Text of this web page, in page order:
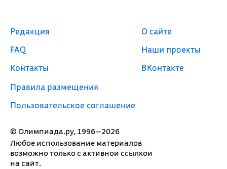
© Олимпиада.ру, 1996—2026
Любое использование материалов
возможно только с активной ссылкой
на сайт.
Редакция
FAQ
Контакты
Правила размещения
Пользовательское соглашение
О сайте
Наши проекты
ВКонтакте